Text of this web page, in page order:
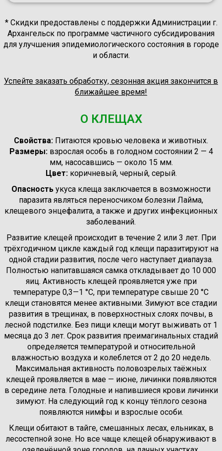
* Скидки предоставлены с поддержки Администрации г.
Архангельск по программе частичного субсидирования
для улучшения эпидемиологического состояния в городе
и области.
Успейте заказать обработку, сезонная акция закончится в
ближайшее время!
О КЛЕЩАХ
Свойства: Питаются кровью человека и животных.
Размеры:взрослая особь в голодном состоянии 2 — 4
мм, насосавшись — около 15 мм.
Цвет:коричневый, черный, серый.
Опасность укуса клеща заключается в возможности
паразита являться переносчиком болезни Лайма,
клещевого энцефалита, а также и других инфекционных
заболеваний.
Развитие клещей происходит в течение 2 или 3 лет. При
трёхгодичном цикле каждый год клещи паразитируют на
одной стадии развития, после чего наступает диапауза.
Полностью напитавшаяся самка откладывает до 10 000
яиц. Активность клещей проявляется уже при
температуре 0,3—1 °C, при температуре свыше 20 °C
клещи становятся менее активными. Зимуют все стадии
развития в трещинах, в поверхностных слоях почвы, в
лесной подстилке. Без пищи клещи могут выживать от 1
месяца до 3 лет. Срок развития преимагинальных стадий
определяется температурой и относительной
влажностью воздуха и колеблется от 2 до 20 недель.
Максимальная активность половозрелых таёжных
клещей проявляется в мае — июне, личинки появляются
в середине лета. Голодные и напившиеся крови личинки
зимуют. На следующий год к концу тёплого сезона
появляются нимфы и взрослые особи.
Клещи обитают в тайге, смешанных лесах, ельниках, в
лесостепной зоне. Но все чаще клещей обнаруживают в